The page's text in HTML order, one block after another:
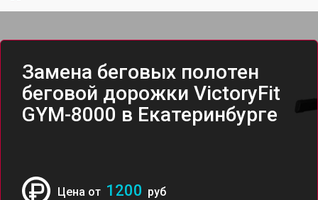
Замена беговых полотен
беговой дорожки VictoryFit
GYM-8000 в Екатеринбурге
Цена от 1200 руб